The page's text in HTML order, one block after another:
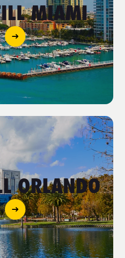
MIAMI
ORLANDO